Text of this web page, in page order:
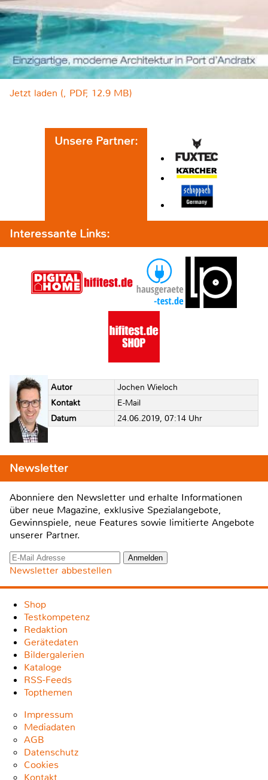
Jetzt laden (, PDF, 12.9 MB)
Unsere Partner:
Interessante Links:
Autor
Jochen Wieloch
Kontakt
E-Mail
Datum
24.06.2019, 07:14 Uhr
Newsletter
Abonniere den Newsletter und erhalte Informationen
über neue Magazine, exklusive Spezialangebote,
Gewinnspiele, neue Features sowie limitierte Angebote
unserer Partner.
Newsletter abbestellen
Shop
Testkompetenz
Redaktion
Gerätedaten
Bildergalerien
Kataloge
RSS-Feeds
Topthemen
Impressum
Mediadaten
AGB
Datenschutz
Cookies